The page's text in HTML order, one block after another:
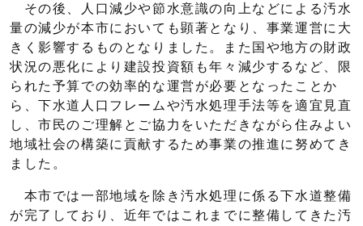
その後、人口減少や節水意識の向上などによる汚水
量の減少が本市においても顕著となり、事業運営に大
きく影響するものとなりました。また国や地方の財政
状況の悪化により建設投資額も年々減少するなど、限
られた予算での効率的な運営が必要となったことか
ら、下水道人口フレームや汚水処理手法等を適宜見直
し、市民のご理解とご協力をいただきながら住みよい
地域社会の構築に貢献するため事業の推進に努めてき
ました。
本市では一部地域を除き汚水処理に係る下水道整備
が完了しており、近年ではこれまでに整備してきた汚